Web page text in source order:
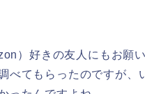
）好きの友人にもお願
べてもらったのですが